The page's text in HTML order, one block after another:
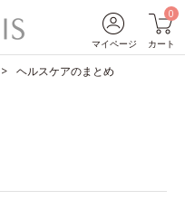
マイページ
0
カート
ヘルスケアのまとめ